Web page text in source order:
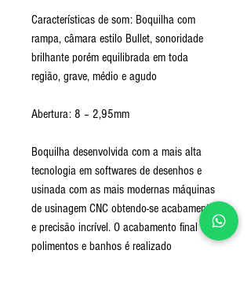
Características de som: Boquilha com
rampa, câmara estilo Bullet, sonoridade
brilhante porém equilibrada em toda
região, grave, médio e agudo
Abertura: 8 – 2,95mm
Boquilha desenvolvida com a mais alta
tecnologia em softwares de desenhos e
usinada com as mais modernas máquinas
de usinagem CNC obtendo-se acabamento
e precisão incrível. O acabamento final de
polimentos e banhos é realizado